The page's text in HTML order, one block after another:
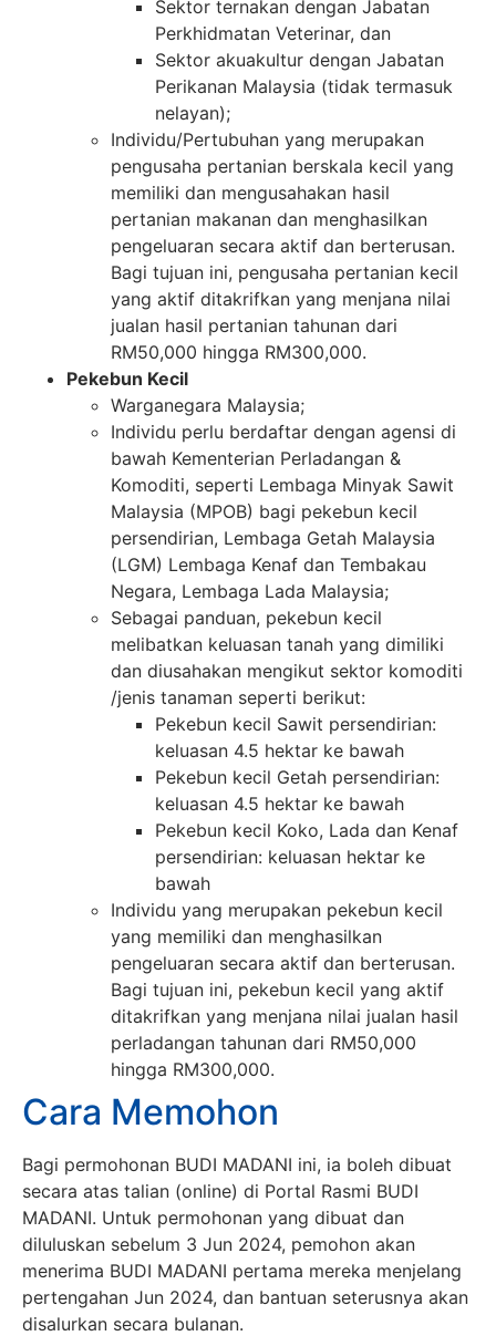
Sektor ternakan dengan Jabatan
Perkhidmatan Veterinar, dan
Sektor akuakultur dengan Jabatan
Perikanan Malaysia (tidak termasuk
nelayan);
Individu/Pertubuhan yang merupakan
pengusaha pertanian berskala kecil yang
memiliki dan mengusahakan hasil
pertanian makanan dan menghasilkan
pengeluaran secara aktif dan berterusan.
Bagi tujuan ini, pengusaha pertanian kecil
yang aktif ditakrifkan yang menjana nilai
jualan hasil pertanian tahunan dari
RM50,000 hingga RM300,000.
Pekebun Kecil
Warganegara Malaysia;
Individu perlu berdaftar dengan agensi di
bawah Kementerian Perladangan &
Komoditi, seperti Lembaga Minyak Sawit
Malaysia (MPOB) bagi pekebun kecil
persendirian, Lembaga Getah Malaysia
(LGM) Lembaga Kenaf dan Tembakau
Negara, Lembaga Lada Malaysia;
Sebagai panduan, pekebun kecil
melibatkan keluasan tanah yang dimiliki
dan diusahakan mengikut sektor komoditi
/jenis tanaman seperti berikut:
Pekebun kecil Sawit persendirian:
keluasan 4.5 hektar ke bawah
Pekebun kecil Getah persendirian:
keluasan 4.5 hektar ke bawah
Pekebun kecil Koko, Lada dan Kenaf
persendirian: keluasan hektar ke
bawah
Individu yang merupakan pekebun kecil
yang memiliki dan menghasilkan
pengeluaran secara aktif dan berterusan.
Bagi tujuan ini, pekebun kecil yang aktif
ditakrifkan yang menjana nilai jualan hasil
perladangan tahunan dari RM50,000
hingga RM300,000.
Cara Memohon
Bagi permohonan BUDI MADANI ini, ia boleh dibuat
secara atas talian (online) di Portal Rasmi BUDI
MADANI. Untuk permohonan yang dibuat dan
diluluskan sebelum 3 Jun 2024, pemohon akan
menerima BUDI MADANI pertama mereka menjelang
pertengahan Jun 2024, dan bantuan seterusnya akan
disalurkan secara bulanan.